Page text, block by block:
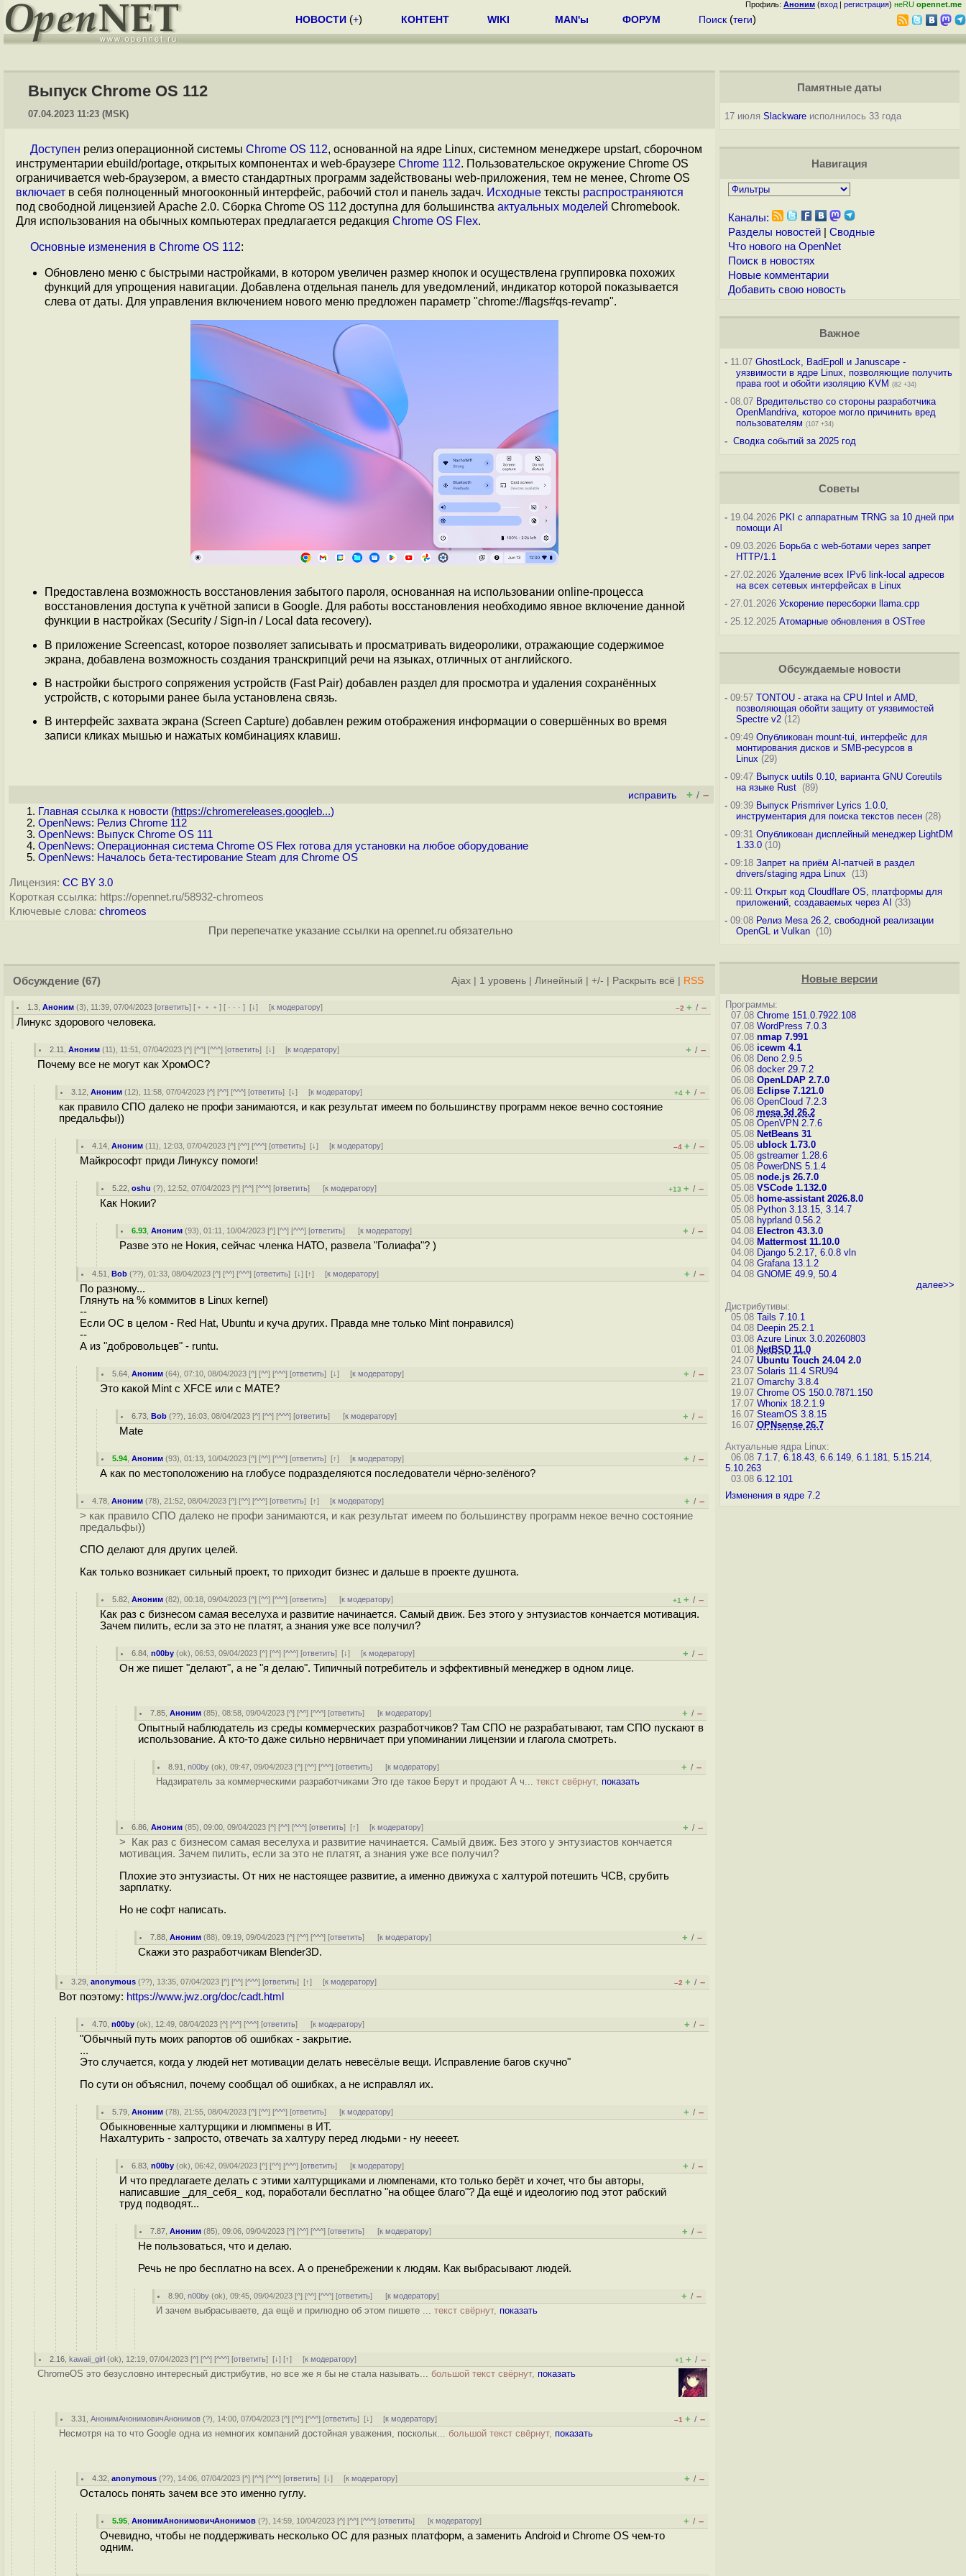
Профиль: Аноним (вход | регистрация) неRU opennet.me
НОВОСТИ (+) КОНТЕНТ WIKI MAN'ы ФОРУМ Поиск (теги)
Выпуск Chrome OS 112
07.04.2023 11:23 (MSK)
Доступен релиз операционной системы Chrome OS 112, основанной на ядре Linux, системном менеджере upstart, сборочном
инструментарии ebuild/portage, открытых компонентах и web-браузере Chrome 112. Пользовательское окружение Chrome OS
ограничивается web-браузером, а вместо стандартных программ задействованы web-приложения, тем не менее, Chrome OS
включает в себя полноценный многооконный интерфейс, рабочий стол и панель задач. Исходные тексты распространяются
под свободной лицензией Apache 2.0. Сборка Chrome OS 112 доступна для большинства актуальных моделей Chromebook.
Для использования на обычных компьютерах предлагается редакция Chrome OS Flex.
Основные изменения в Chrome OS 112:
Обновлено меню с быстрыми настройками, в котором увеличен размер кнопок и осуществлена группировка похожих
функций для упрощения навигации. Добавлена отдельная панель для уведомлений, индикатор которой показывается
слева от даты. Для управления включением нового меню предложен параметр "chrome://flags#qs-revamp".
Предоставлена возможность восстановления забытого пароля, основанная на использовании online-процесса
восстановления доступа к учётной записи в Google. Для работы восстановления необходимо явное включение данной
функции в настройках (Security / Sign-in / Local data recovery).
В приложение Screencast, которое позволяет записывать и просматривать видеоролики, отражающие содержимое
экрана, добавлена возможность создания транскрипций речи на языках, отличных от английского.
В настройки быстрого сопряжения устройств (Fast Pair) добавлен раздел для просмотра и удаления сохранённых
устройств, с которыми ранее была установлена связь.
В интерфейс захвата экрана (Screen Capture) добавлен режим отображения информации о совершённых во время
записи кликах мышью и нажатых комбинациях клавиш.
исправить + / –
Главная ссылка к новости (https://chromereleases.googleb...)
OpenNews: Релиз Chrome 112
OpenNews: Выпуск Chrome OS 111
OpenNews: Операционная система Chrome OS Flex готова для установки на любое оборудование
OpenNews: Началось бета-тестирование Steam для Chrome OS
Лицензия: CC BY 3.0
Короткая ссылка: https://opennet.ru/58932-chromeos
Ключевые слова: chromeos
При перепечатке указание ссылки на opennet.ru обязательно
Обсуждение (67) Ajax 1 уровень Линейный +/- Раскрыть всё RSS
1.3 ,Аноним (3), 11:39, 07/04/2023 [ответить] [ ﹢﹢﹢] [ · · ·][↓] [к модератору] –2 + / –
Линукс здорового человека.
2.11 ,Аноним (11), 11:51, 07/04/2023 [^] [^^] [^^^] [ответить][↓] [к модератору] + / –
Почему все не могут как ХромОС?
3.12 ,Аноним (12), 11:58, 07/04/2023 [^] [^^] [^^^] [ответить][↓] [к модератору] +4 + / –
как правило СПО далеко не профи занимаются, и как результат имеем по большинству программ некое вечно состояние
предальфы))
4.14 ,Аноним (11), 12:03, 07/04/2023 [^] [^^] [^^^] [ответить][↓] [к модератору] –4 + / –
Майкрософт приди Линуксу помоги!
5.22 ,oshu (?), 12:52, 07/04/2023 [^] [^^] [^^^] [ответить] [к модератору] +13 + / –
Как Нокии?
6.93 ,Аноним (93), 01:11, 10/04/2023 [^] [^^] [^^^] [ответить] [к модератору] + / –
Разве это не Нокия, сейчас членка НАТО, развела "Голиафа"? )
4.51 ,Bob (??), 01:33, 08/04/2023 [^] [^^] [^^^] [ответить][↓] [↑] [к модератору] + / –
По разному...
Глянуть на % коммитов в Linux kernel)
--
Если ОС в целом - Red Hat, Ubuntu и куча других. Правда мне только Mint понравился)
--
А из "добровольцев" - runtu.
5.64 ,Аноним (64), 07:10, 08/04/2023 [^] [^^] [^^^] [ответить][↓] [к модератору] + / –
Это какой Mint c XFCE или с MATE?
6.73 ,Bob (??), 16:03, 08/04/2023 [^] [^^] [^^^] [ответить] [к модератору] + / –
Mate
5.94 ,Аноним (93), 01:13, 10/04/2023 [^] [^^] [^^^] [ответить][↑] [к модератору] + / –
А как по местоположению на глобусе подразделяются последователи чёрно-зелёного?
4.78 ,Аноним (78), 21:52, 08/04/2023 [^] [^^] [^^^] [ответить][↑] [к модератору] + / –
> как правило СПО далеко не профи занимаются, и как результат имеем по большинству программ некое вечно состояние
предальфы))
СПО делают для других целей.
Как только возникает сильный проект, то приходит бизнес и дальше в проекте душнота.
5.82 ,Аноним (82), 00:18, 09/04/2023 [^] [^^] [^^^] [ответить] [к модератору] +1 + / –
Как раз с бизнесом самая веселуха и развитие начинается. Самый движ. Без этого у энтузиастов кончается мотивация.
Зачем пилить, если за это не платят, а знания уже все получил?
6.84 ,n00by (ok), 06:53, 09/04/2023 [^] [^^] [^^^] [ответить][↓] [к модератору] + / –
Он же пишет "делают", а не "я делаю". Типичный потребитель и эффективный менеджер в одном лице.
7.85 ,Аноним (85), 08:58, 09/04/2023 [^] [^^] [^^^] [ответить] [к модератору] + / –
Опытный наблюдатель из среды коммерческих разработчиков? Там СПО не разрабатывают, там СПО пускают в
использование. А кто-то даже сильно нервничает при упоминании лицензии и глагола смотреть.
8.91 ,n00by (ok), 09:47, 09/04/2023 [^] [^^] [^^^] [ответить] [к модератору] + / –
Надзиратель за коммерческими разработчиками Это где такое Берут и продают А ч... текст свёрнут, показать
6.86 ,Аноним (85), 09:00, 09/04/2023 [^] [^^] [^^^] [ответить][↑] [к модератору] + / –
> Как раз с бизнесом самая веселуха и развитие начинается. Самый движ. Без этого у энтузиастов кончается
мотивация. Зачем пилить, если за это не платят, а знания уже все получил?
Плохие это энтузиасты. От них не настоящее развитие, а именно движуха с халтурой потешить ЧСВ, срубить
зарплатку.
Но не софт написать.
7.88 ,Аноним (88), 09:19, 09/04/2023 [^] [^^] [^^^] [ответить] [к модератору] + / –
Скажи это разработчикам Blender3D.
3.29 ,anonymous (??), 13:35, 07/04/2023 [^] [^^] [^^^] [ответить][↑] [к модератору] –2 + / –
Вот поэтому: https://www.jwz.org/doc/cadt.html
4.70 ,n00by (ok), 12:49, 08/04/2023 [^] [^^] [^^^] [ответить] [к модератору] + / –
"Обычный путь моих рапортов об ошибках - закрытие.
...
Это случается, когда у людей нет мотивации делать невесёлые вещи. Исправление багов скучно"
По сути он объяснил, почему сообщал об ошибках, а не исправлял их.
5.79 ,Аноним (78), 21:55, 08/04/2023 [^] [^^] [^^^] [ответить] [к модератору] + / –
Обыкновенные халтурщики и люмпмены в ИТ.
Нахалтурить - запросто, отвечать за халтуру перед людьми - ну неееет.
6.83 ,n00by (ok), 06:42, 09/04/2023 [^] [^^] [^^^] [ответить] [к модератору] + / –
И что предлагаете делать с этими халтурщиками и люмпенами, кто только берёт и хочет, что бы авторы,
написавшие _для_себя_ код, поработали бесплатно "на общее благо"? Да ещё и идеологию под этот рабский
труд подводят...
7.87 ,Аноним (85), 09:06, 09/04/2023 [^] [^^] [^^^] [ответить] [к модератору] + / –
Не пользоваться, что и делаю.
Речь не про бесплатно на всех. А о пренебрежении к людям. Как выбрасывают людей.
8.90 ,n00by (ok), 09:45, 09/04/2023 [^] [^^] [^^^] [ответить] [к модератору] + / –
И зачем выбрасываете, да ещё и прилюдно об этом пишете ... текст свёрнут, показать
2.16 ,kawaii_girl (ok), 12:19, 07/04/2023 [^] [^^] [^^^] [ответить][↓] [↑] [к модератору] +1 + / –
ChromeOS это безусловно интересный дистрибутив, но все же я бы не стала называть... большой текст свёрнут, показать
3.31 ,АнонимАнонимовичАнонимов (?), 14:00, 07/04/2023 [^] [^^] [^^^] [ответить][↓] [к модератору] –1 + / –
Несмотря на то что Google одна из немногих компаний достойная уважения, поскольк... большой текст свёрнут, показать
4.32 ,anonymous (??), 14:06, 07/04/2023 [^] [^^] [^^^] [ответить][↓] [к модератору] + / –
Осталось понять зачем все это именно гуглу.
5.95 ,АнонимАнонимовичАнонимов (?), 14:59, 10/04/2023 [^] [^^] [^^^] [ответить] [к модератору] + / –
Очевидно, чтобы не поддерживать несколько ОС для разных платформ, а заменить Android и Chrome OS чем-то
одним.
Памятные даты
17 июля Slackwareисполнилось 33 года
Навигация
Каналы:
Разделы новостей| Сводные
Что нового на OpenNet
Поиск в новостях
Новые комментарии
Добавить свою новость
Важное
-11.07 GhostLock, BadEpoll и Januscape -
уязвимости в ядре Linux, позволяющие получить
права root и обойти изоляцию KVM (82 +34)
-08.07 Вредительство со стороны разработчика
OpenMandriva, которое могло причинить вред
пользователям (107 +34)
- Сводка событий за 2025 год
Советы
-19.04.2026 PKI с аппаратным TRNG за 10 дней при
помощи AI
-09.03.2026 Борьба с web-ботами через запрет
HTTP/1.1
-27.02.2026 Удаление всех IPv6 link-local адресов
на всех сетевых интерфейсах в Linux
-27.01.2026 Ускорение пересборки llama.cpp
-25.12.2025 Атомарные обновления в OSTree
Обсуждаемые новости
-09:57 TONTOU - атака на CPU Intel и AMD,
позволяющая обойти защиту от уязвимостей
Spectre v2(12)
-09:49 Опубликован mount-tui, интерфейс для
монтирования дисков и SMB-ресурсов в
Linux (29)
-09:47 Выпуск uutils 0.10, варианта GNU Coreutils
на языке Rust (89)
-09:39 Выпуск Prismriver Lyrics 1.0.0,
инструментария для поиска текстов песен(28)
-09:31 Опубликован дисплейный менеджер LightDM
1.33.0(10)
-09:18 Запрет на приём AI-патчей в раздел
drivers/staging ядра Linux
(13)
-09:11 Открыт код Cloudflare OS, платформы для
приложений, создаваемых через AI (33)
-09:08 Релиз Mesa 26.2, свободной реализации
OpenGL и Vulkan (10)
Новые версии
Программы:
07.08 Chrome 151.0.7922.108
07.08 WordPress 7.0.3
07.08 nmap 7.991
06.08 icewm 4.1
06.08 Deno 2.9.5
06.08 docker 29.7.2
06.08 OpenLDAP 2.7.0
06.08 Eclipse 7.121.0
06.08 OpenCloud 7.2.3
06.08 mesa 3d 26.2
05.08 OpenVPN 2.7.6
05.08 NetBeans 31
05.08 ublock 1.73.0
05.08 gstreamer 1.28.6
05.08 PowerDNS 5.1.4
05.08 node.js 26.7.0
05.08 VSCode 1.132.0
05.08 home-assistant 2026.8.0
05.08 Python 3.13.15, 3.14.7
05.08 hyprland 0.56.2
04.08 Electron 43.3.0
04.08 Mattermost 11.10.0
04.08 Django 5.2.17, 6.0.8 vln
04.08 Grafana 13.1.2
04.08 GNOME 49.9, 50.4
далее>>
Дистрибутивы:
05.08 Tails 7.10.1
04.08 Deepin 25.2.1
03.08 Azure Linux 3.0.20260803
01.08 NetBSD 11.0
24.07 Ubuntu Touch 24.04 2.0
23.07 Solaris 11.4 SRU94
21.07 Omarchy 3.8.4
19.07 Chrome OS 150.0.7871.150
17.07 Whonix 18.2.1.9
16.07 SteamOS 3.8.15
16.07 OPNsense 26.7
Актуальные ядра Linux:
06.08 7.1.7, 6.18.43, 6.6.149, 6.1.181, 5.15.214,
5.10.263
03.08 6.12.101
Изменения в ядре 7.2